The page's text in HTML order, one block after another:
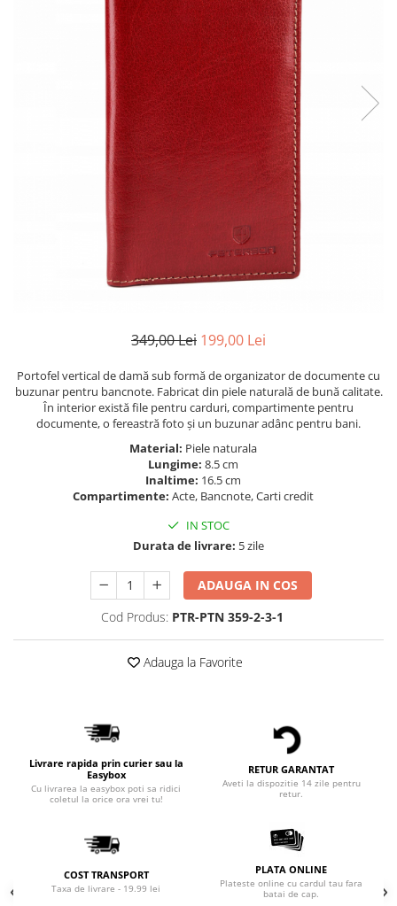
349,00 Lei 199,00 Lei
Portofel vertical de damă sub formă de organizator de documente cu
buzunar pentru bancnote. Fabricat din piele naturală de bună calitate.
În interior există file pentru carduri, compartimente pentru
documente, o fereastră foto și un buzunar adânc pentru bani.
Material: Piele naturala
Lungime: 8.5 cm
Inaltime: 16.5 cm
Compartimente: Acte, Bancnote, Carti credit
IN STOC
Durata de livrare: 5 zile
ADAUGA IN COS
Cod Produs: PTR-PTN 359-2-3-1
Adauga la Favorite
Livrare rapida prin curier sau la
Easybox
Cu livrarea la easybox poti sa ridici
coletul la orice ora vrei tu!
RETUR GARANTAT
Aveti la dispozitie 14 zile pentru
retur.
COST TRANSPORT
Taxa de livrare - 19.99 lei
PLATA ONLINE
Plateste online cu cardul tau fara
batai de cap.